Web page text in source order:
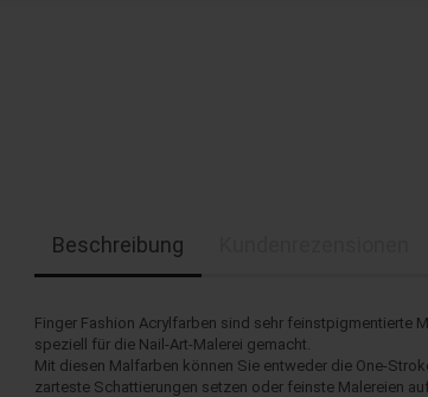
Beschreibung
Finger Fashion Acrylfarben sind sehr feinstpigmentierte
speziell für die Nail-Art-Malerei gemacht.
Mit diesen Malfarben können Sie entweder die One-
zarteste Schattierungen setzen oder feinste Malereien